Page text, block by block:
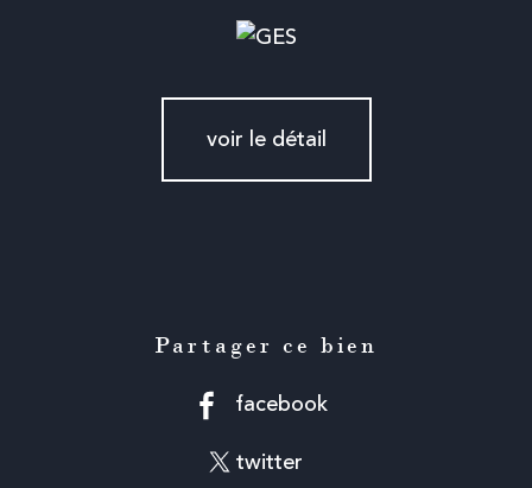
voir le détail
Partager ce bien
facebook
twitter